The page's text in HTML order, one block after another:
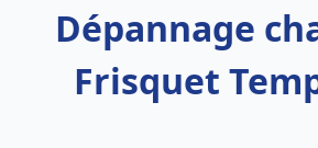
Dépannage
Frisquet